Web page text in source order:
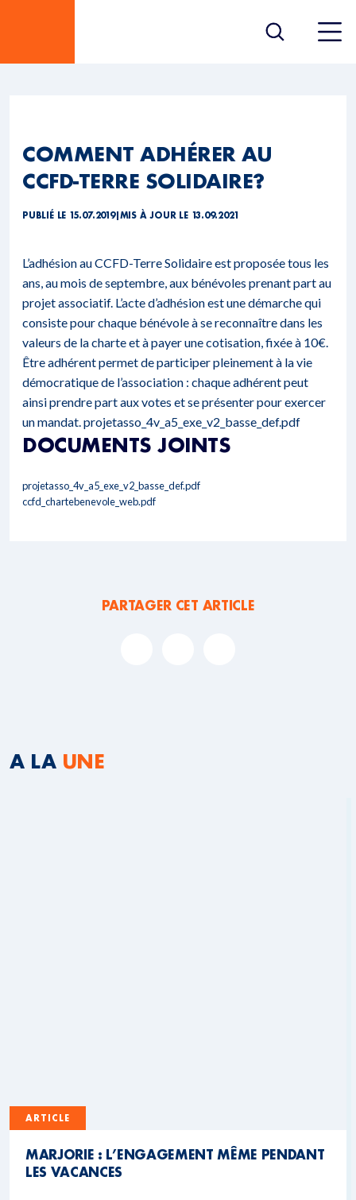
COMMENT ADHÉRER AU
CCFD-TERRE SOLIDAIRE?
PUBLIÉ LE 15.07.2019| MIS À JOUR LE 13.09.2021
L’adhésion au CCFD-Terre Solidaire est proposée tous les
ans, au mois de septembre, aux bénévoles prenant part au
projet associatif. L’acte d’adhésion est une démarche qui
consiste pour chaque bénévole à se reconnaître dans les
valeurs de la charte et à payer une cotisation, fixée à 10€.
Être adhérent permet de participer pleinement à la vie
démocratique de l’association : chaque adhérent peut
ainsi prendre part aux votes et se présenter pour exercer
un mandat.projetasso_4v_a5_exe_v2_basse_def.pdf
DOCUMENTS JOINTS
projetasso_4v_a5_exe_v2_basse_def.pdf
ccfd_chartebenevole_web.pdf
PARTAGER CET ARTICLE
A LA UNE
ARTICLE
MARJORIE : L’ENGAGEMENT MÊME PENDANT
LES VACANCES